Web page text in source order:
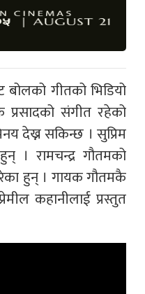
गीतको भिडियो
संगीत रहेको
देख्न सकिन्छ । सुप्रिम
। रामचन्द्र गौतमको
हुन् । गायक गौतमकै
कहानीलाई प्रस्तुत